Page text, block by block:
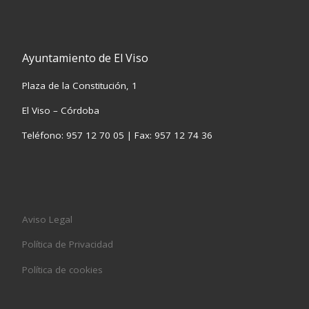
Ayuntamiento de El Viso
Plaza de la Constitución, 1
El Viso – Córdoba
Teléfono: 957 12 70 05 | Fax: 957 12 74 36
Aviso Legal
Política de Privacidad
Política de cookies